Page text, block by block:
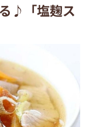
♪「塩麹ス